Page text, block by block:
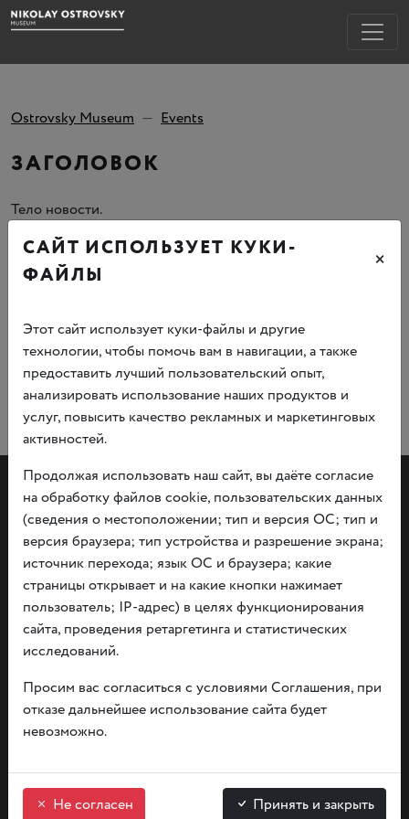
Ostrovsky Museum Events
ЗАГОЛОВОК
Тело новости.
Buy Tickets
Documents
About privacy and information rules
Independent evaluation
tue.- sun. from 9:00 — 20:00
monday — day off
Write to us
САЙТ ИСПОЛЬЗУЕТ КУКИ-
ФАЙЛЫ
×
Этот сайт использует куки-файлы и другие
технологии, чтобы помочь вам в навигации, а также
предоставить лучший пользовательский опыт,
анализировать использование наших продуктов и
услуг, повысить качество рекламных и маркетинговых
активностей.
Продолжая использовать наш сайт, вы даёте согласие
на обработку файлов cookie, пользовательских данных
(сведения о местоположении; тип и версия ОС; тип и
версия браузера; тип устройства и разрешение экрана;
источник перехода; язык ОС и браузера; какие
страницы открывает и на какие кнопки нажимает
пользователь; IP-адрес) в целях функционирования
сайта, проведения ретаргетинга и статистических
исследований.
Просим вас согласиться с условиями Соглашения, при
отказе дальнейшее использование сайта будет
невозможно.
Не согласен Принять и закрыть